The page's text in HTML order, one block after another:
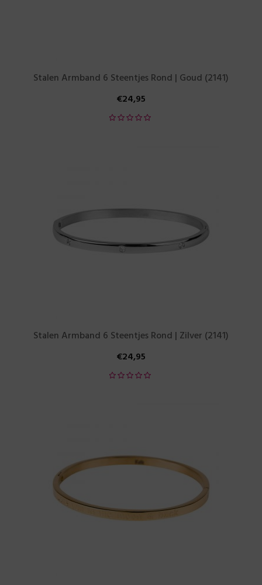
Stalen Armband 6 Steentjes Rond | Goud (2141)
€24,95
Stalen Armband 6 Steentjes Rond | Zilver (2141)
€24,95